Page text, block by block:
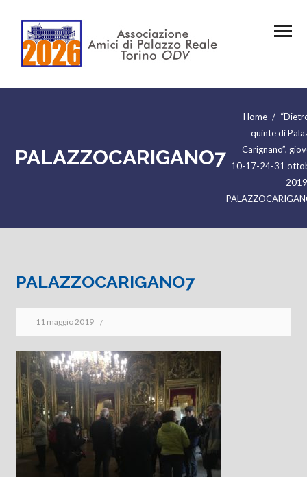
PALAZZOCARIGANO7
Home /
quinte di
Carignano”,
10-17-24-31
PALAZZOCARIGANO7
11 maggio 2019